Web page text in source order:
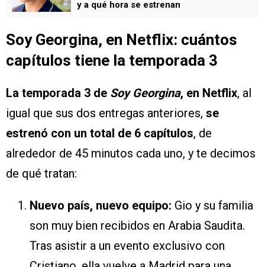
y a qué hora se estrenan
Soy Georgina, en Netflix: cuántos
capítulos tiene la temporada 3
La temporada 3 de Soy Georgina, en Netflix, al
igual que sus dos entregas anteriores, se
estrenó con un total de 6 capítulos, de
alrededor de 45 minutos cada uno, y te decimos
de qué tratan:
Nuevo país, nuevo equipo: Gio y su familia
son muy bien recibidos en Arabia Saudita.
Tras asistir a un evento exclusivo con